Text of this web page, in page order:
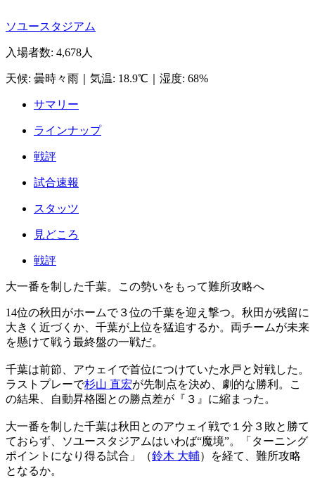
ソユースタジアム
入場者数: 4,678人
天候: 曇時々雨 気温: 18.9℃ 湿度: 68%
サマリー
ラインナップ
戦評
試合速報
スタッツ
見どころ
戦評
大一番を制した千葉。この勢いをもって難所攻略へ
14位の秋田がホームで３位の千葉を迎え撃つ。秋田が残留に
大きく近づくか、千葉が上位を猛追するか。両チームが未来
を懸けて戦う最終盤の一戦だ。
千葉は前節、アウェイで首位につけていた水戸と対戦した。
ラストプレーで杉山 直宏が先制点を決め、劇的な勝利。こ
の結果、自動昇格圏との勝点差が『３』に縮まった。
大一番を制した千葉は秋田とのアウェイ戦で１分３敗と勝て
ておらず、ソユースタジアムはいわば“魔境”。「ターニング
ポイントになり得る試合」（鈴木 大輔）を経て、難所攻略
となるか。